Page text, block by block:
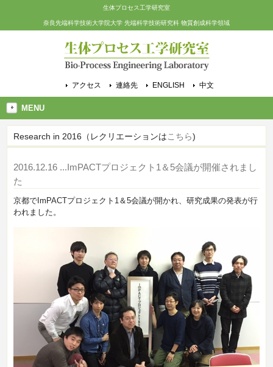
生体プロセス工学研究室
奈良先端科学技術大学院大学 先端科学技術研究科 物質創成科学領域
アクセス 連絡先 ENGLISH 中文
MENU
Research in 2016（レクリエーションはこちら)
2016.12.16 ...ImPACTプロジェクト1＆5会議が開催されまし
た
京都でImPACTプロジェクト1＆5会議が開かれ、研究成果の発表が行
われました。